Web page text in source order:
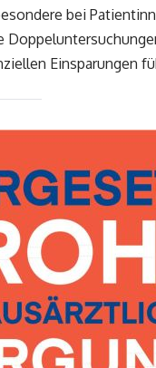
bei
Einsparungen